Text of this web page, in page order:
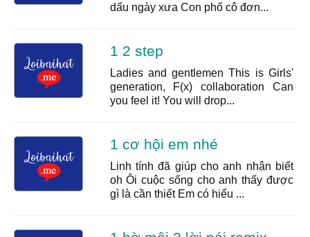
dấu ngày xưa Con phố cô đơn...
1 2 step
Ladies and gentlemen This is Girls'
generation, F(x) collaboration Can
you feel it! You will drop...
1 cơ hội em nhé
Linh tính đã giúp cho anh nhận biết
oh Ôi cuộc sống cho anh thấy được
gì là cần thiết Em có hiểu ...